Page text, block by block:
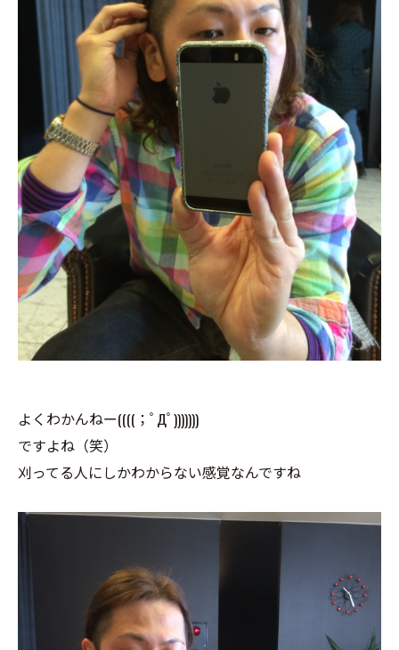
よくわかんねー((((；ﾟДﾟ)))))))
ですよね（笑）
刈ってる人にしかわからない感覚なんですね